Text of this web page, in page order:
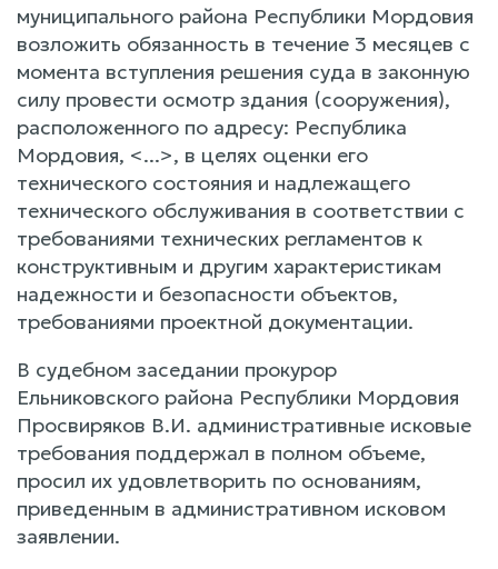
муниципального района Республики Мордовия
возложить обязанность в течение 3 месяцев с
момента вступления решения суда в законную
силу провести осмотр здания (сооружения),
расположенного по адресу: Республика
Мордовия, <...>, в целях оценки его
технического состояния и надлежащего
технического обслуживания в соответствии с
требованиями технических регламентов к
конструктивным и другим характеристикам
надежности и безопасности объектов,
требованиями проектной документации.
В судебном заседании прокурор
Ельниковского района Республики Мордовия
Просвиряков В.И. административные исковые
требования поддержал в полном объеме,
просил их удовлетворить по основаниям,
приведенным в административном исковом
заявлении.